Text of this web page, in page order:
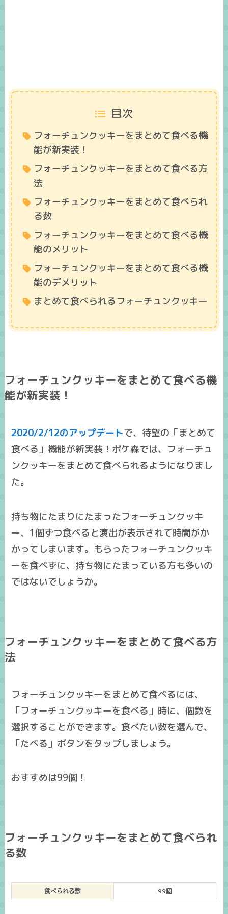
目次
フォーチュンクッキーをまとめて食べる機
能が新実装！
フォーチュンクッキーをまとめて食べる方
法
フォーチュンクッキーをまとめて食べられ
る数
フォーチュンクッキーをまとめて食べる機
能のメリット
フォーチュンクッキーをまとめて食べる機
能のデメリット
まとめて食べられるフォーチュンクッキー
フォーチュンクッキーをまとめて食べる機
能が新実装！
2020/2/12のアップデートで、待望の「まとめて
食べる 」機能が新実装！ポケ森では、フォーチュ
ンクッキーをまとめて食べられるようになりまし
た。
持ち物にたまりにたまったフォーチュンクッキ
ー、1個ずつ食べると演出が表示されて時間がか
かってしまいます。もらったフォーチュンクッキ
ーを食べずに、持ち物にたまっている方も多いの
ではないでしょうか。
フォーチュンクッキーをまとめて食べる方
法
フォーチュンクッキーをまとめて食べるには、
「フォーチュンクッキーを食べる」時に、個数を
選択することができます。食べたい数を選んで、
「たべる」ボタンをタップしましょう。
おすすめは99個！
フォーチュンクッキーをまとめて食べられ
る数
食べられる数 99個